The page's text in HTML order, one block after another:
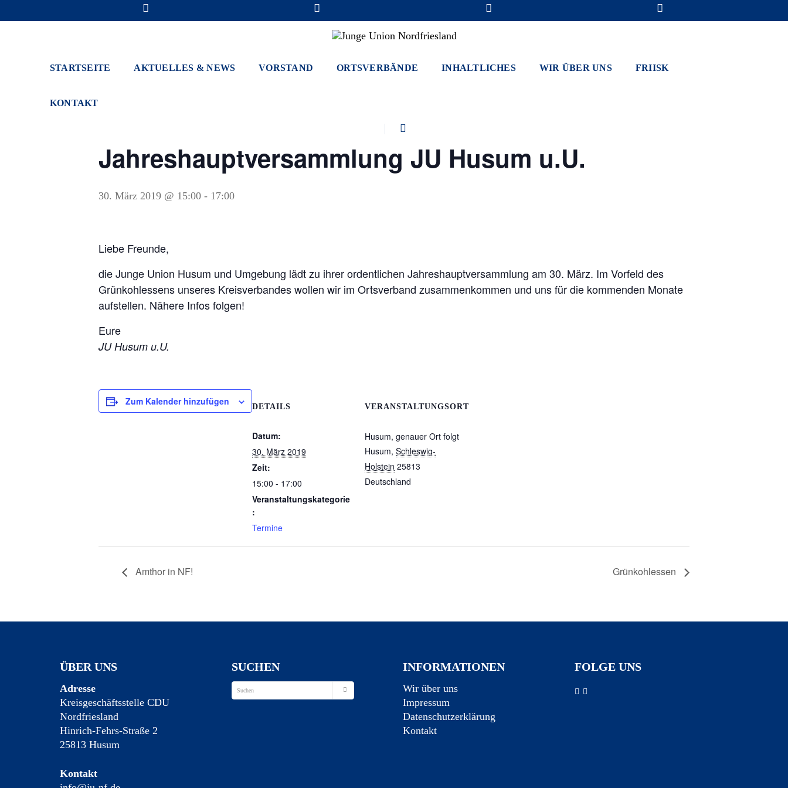
STARTSEITE AKTUELLES & NEWS VORSTAND ORTSVERBÄNDE INHALTLICHES WIR ÜBER UNS FRIISK
KONTAKT
Diese Veranstaltung hat bereits stattgefunden.
Jahreshauptversammlung JU Husum u.U.
30. März 2019 @ 15:00 - 17:00
Liebe Freunde,
die Junge Union Husum und Umgebung lädt zu ihrer ordentlichen Jahreshauptversammlung am 30. März. Im Vorfeld des
Grünkohlessens unseres Kreisverbandes wollen wir im Ortsverband zusammenkommen und uns für die kommenden Monate
aufstellen. Nähere Infos folgen!
Eure
JU Husum u.U.
Zum Kalender hinzufügen DETAILS
Datum:
30. März 2019
Zeit:
15:00 - 17:00
Veranstaltungskategorie
:
Termine
VERANSTALTUNGSORT
Husum, genauer Ort folgt
Husum, Schleswig-
Holstein 25813
Deutschland
Amthor in NF! Grünkohlessen
ÜBER UNS
Adresse
Kreisgeschäftsstelle CDU
Nordfriesland
Hinrich-Fehrs-Straße 2
25813 Husum
Kontakt
SUCHEN INFORMATIONEN
Wir über uns
Impressum
Datenschutzerklärung
Kontakt
FOLGE UNS